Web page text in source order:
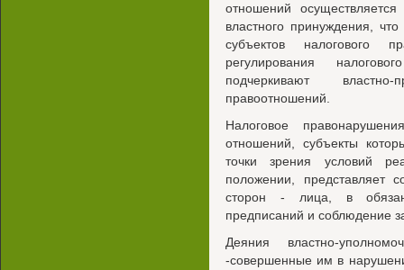
отношений
властного принуждения,
субъектов налогового
регулирования
подчеркивают
правоотношений.
Налоговое
отношений, субъекты
точки зрения условий
положении, представляет
сторон - лица, в
предписаний и соблюдение
Деяния властно-
-совершенные им в